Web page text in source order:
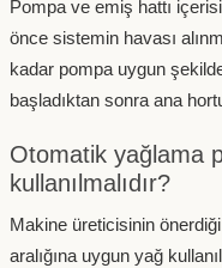
Pompa ve emiş hattı
önce sistemin havası
kadar pompa uygun şekilde
başladıktan sonra ana
Otomatik yağlama
kullanılmalıdır?
Makine üreticisinin
aralığına uygun yağ